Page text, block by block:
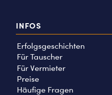
INFOS
Erfolgsgeschichten
Für Tauscher
Für Vermieter
Preise
Häufige Fragen